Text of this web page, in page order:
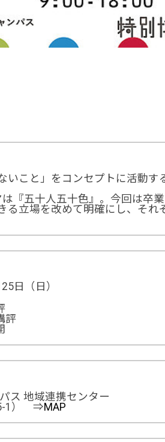
いこと」をコンセプトに活動
『五十人五十色』。今回は卒
る立場を改めて明確にし、それ
日（日）
評
ス 地域連携センター
5-1） ⇒MAP